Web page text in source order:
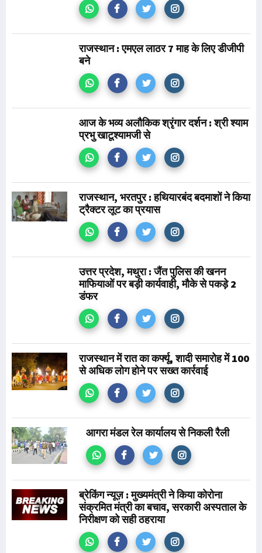
राजस्थान : एमएल लाठर 7 माह के लिए डीजीपी
बने
आज के भव्य अलौकिक श्रृंगार दर्शन : श्री श्याम
प्रभु खाटूश्यामजी से
राजस्थान, भरतपुर : हथियारबंद बदमाशों ने किया
ट्रैक्टर लूट का प्रयास
उत्तर प्रदेश, मथुरा : जैंत पुलिस की खनन
माफियाओं पर बड़ी कार्यवाही, मौके से पकड़े 2
डंफर
राजस्थान में रात का कर्फ्यू, शादी समारोह में 100
से अधिक लोग होने पर सख्त कार्रवाई
आगरा मंडल रेल कार्यालय से निकली रैली
ब्रेकिंग न्यूज़ : मुख्यमंत्री ने किया कोरोना
संक्रमित मंत्री का बचाव, सरकारी अस्पताल के
निरीक्षण को सही ठहराया